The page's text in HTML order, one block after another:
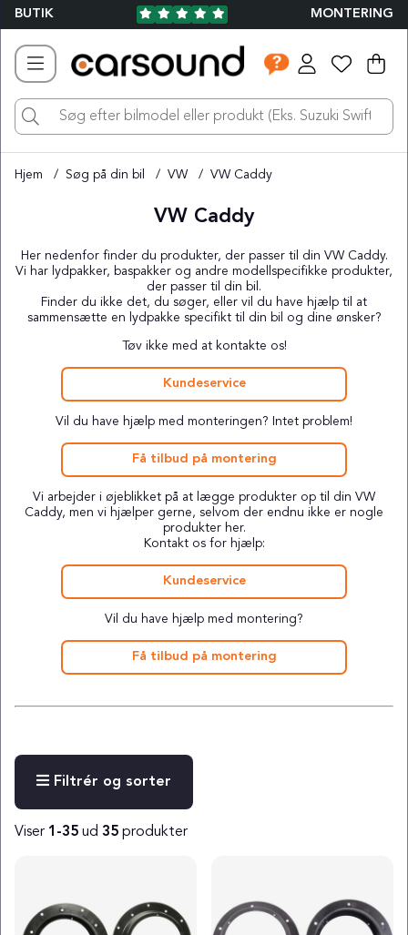
BUTIK MONTERING
.
Hjem Søg på din bil VW VW Caddy
VW Caddy
Her nedenfor finder du produkter, der passer til din VW Caddy.
Vi har lydpakker, baspakker og andre modellspecifikke produkter,
der passer til din bil.
Finder du ikke det, du søger, eller vil du have hjælp til at
sammensætte en lydpakke specifikt til din bil og dine ønsker?
Tøv ikke med at kontakte os!
Kundeservice
Vil du have hjælp med monteringen? Intet problem!
Få tilbud på montering
Vi arbejder i øjeblikket på at lægge produkter op til din VW
Caddy, men vi hjælper gerne, selvom der endnu ikke er nogle
produkter her.
Kontakt os for hjælp:
Kundeservice
Vil du have hjælp med montering?
Få tilbud på montering
Filtrér og sorter
Viser 1-35 ud 35 produkter